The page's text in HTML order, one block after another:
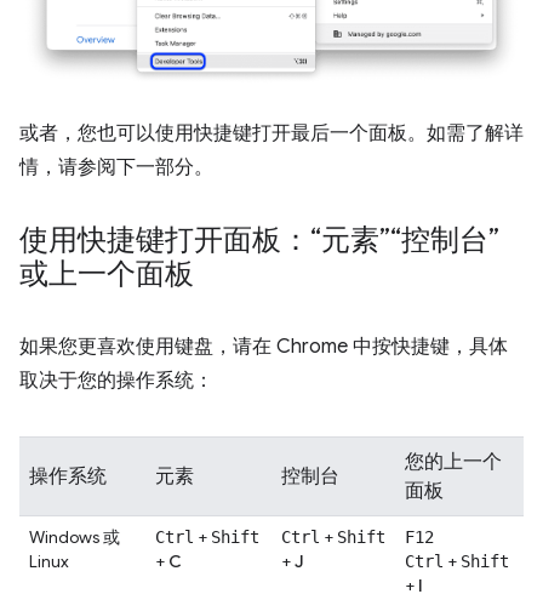
或者，您也可以使用快捷键打开最后一个面板。如需了解详
情，请参阅下一部分。
使用快捷键打开面板：“元素”“控制台”
或上一个面板
如果您更喜欢使用键盘，请在 Chrome 中按快捷键，具体
取决于您的操作系统：
操作系统 元素 控制台
您的上一个
面板
Windows 或
Linux
Ctrl + Shift
+ C
Ctrl + Shift
+J
F12
Ctrl + Shift
+ I